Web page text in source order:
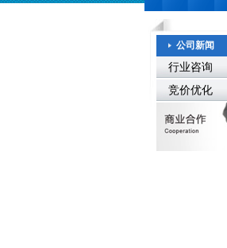
公司新闻
行业咨询
竞价优化